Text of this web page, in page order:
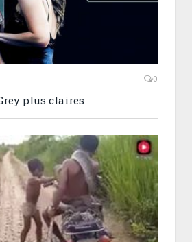
0
plus claires